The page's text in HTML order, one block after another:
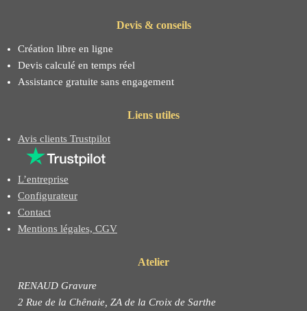
Devis & conseils
Création libre en ligne
Devis calculé en temps réel
Assistance gratuite sans engagement
Liens utiles
Avis clients Trustpilot
L’entreprise
Configurateur
Contact
Mentions légales, CGV
Atelier
RENAUD Gravure
2 Rue de la Chênaie, ZA de la Croix de Sarthe